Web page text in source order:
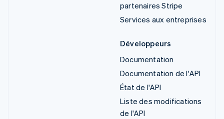
partenaires Stripe
Services aux entreprises
Développeurs
Documentation
Documentation de l'API
État de l'API
Liste des modifications
de l'API